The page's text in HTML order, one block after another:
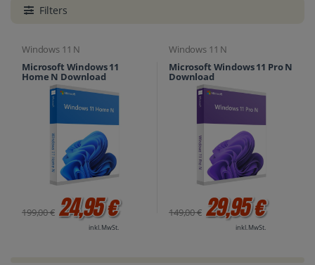
Filters
Windows 11 N
Microsoft Windows 11
Home N Download
199,00 € 24,95 €
inkl. MwSt.
Windows 11 N
Microsoft Windows 11 Pro N
Download
149,00 € 29,95 €
inkl. MwSt.